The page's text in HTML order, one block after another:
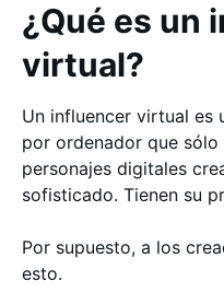
¿Qué es un
virtual?
Un influencer virtual es
por ordenador que
personajes digitales
sofisticado. Tienen su
Por supuesto, a los
esto.